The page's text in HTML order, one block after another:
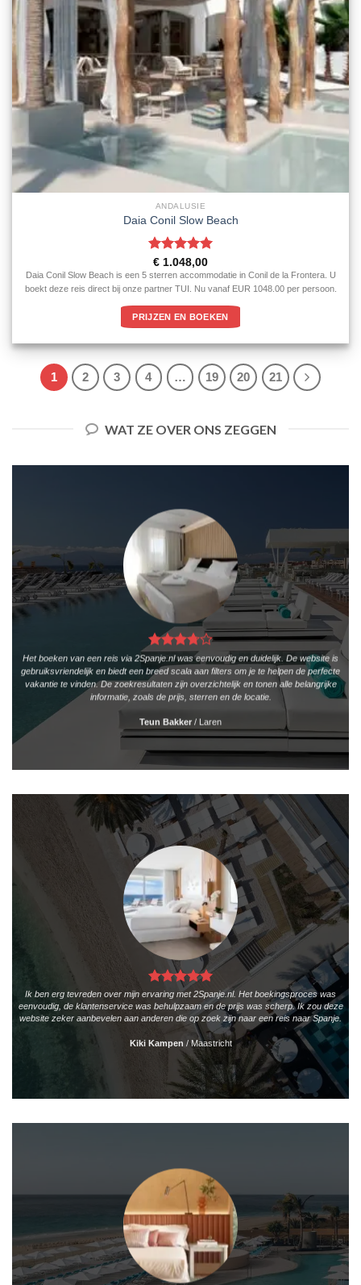
ANDALUSIE
Daia Conil Slow Beach
Gewaardeerd
5uit 5
€ 1.048,00
Daia Conil Slow Beach is een 5 sterren accommodatie in Conil de la Frontera. U
boekt deze reis direct bij onze partner TUI. Nu vanaf EUR 1048.00 per persoon.
PRIJZEN EN BOEKEN
1 2 3 4 … 19 20 21
WAT ZE OVER ONS ZEGGEN
Het boeken van een reis via 2Spanje.nl was eenvoudig en duidelijk. De website is
gebruiksvriendelijk en biedt een breed scala aan filters om je te helpen de perfecte
vakantie te vinden. De zoekresultaten zijn overzichtelijk en tonen alle belangrijke
informatie, zoals de prijs, sterren en de locatie.
Teun Bakker / Laren
Ik ben erg tevreden over mijn ervaring met 2Spanje.nl. Het boekingsproces was
eenvoudig, de klantenservice was behulpzaam en de prijs was scherp. Ik zou deze
website zeker aanbevelen aan anderen die op zoek zijn naar een reis naar Spanje.
Kiki Kampen /Maastricht